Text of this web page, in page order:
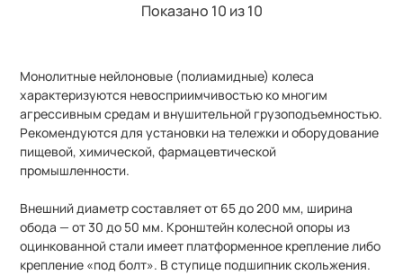
Показано 10 из10
Монолитные нейлоновые (полиамидные) колеса
характеризуются невосприимчивостью ко многим
агрессивным средам и внушительной грузоподъемностью.
Рекомендуются для установки на тележки и оборудование
пищевой, химической, фармацевтической
промышленности.
Внешний диаметр составляет от 65 до 200 мм, ширина
обода— от 30 до 50 мм. Кронштейн колесной опоры из
оцинкованной стали имеет платформенное крепление либо
крепление «под болт». В ступице подшипник скольжения.